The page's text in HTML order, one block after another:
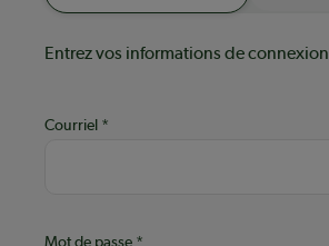
Entrez vos informations de connexion
Courriel
Mot de passe